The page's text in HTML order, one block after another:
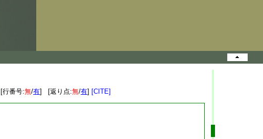
[行番号:無/有] [返り点:無/有] [CITE]